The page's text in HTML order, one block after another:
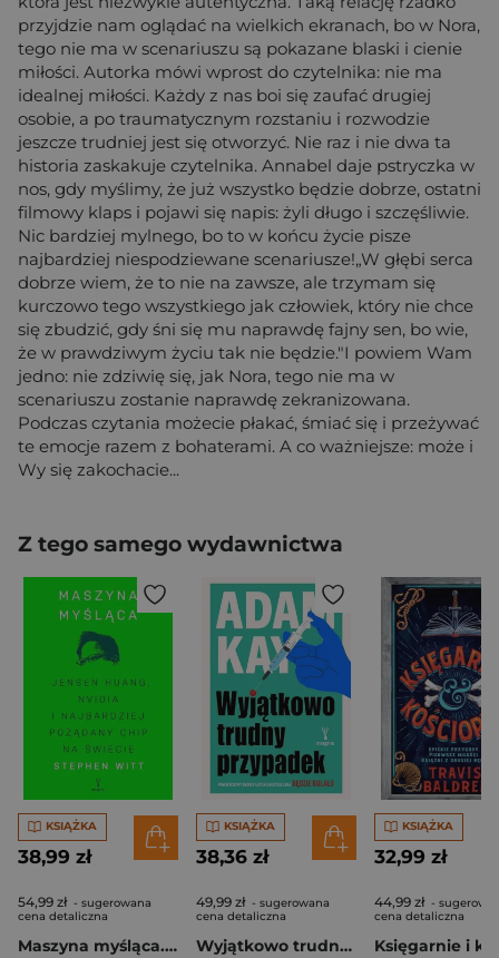
przyjdzie nam oglądać na wielkich ekranach, bo w Nora,
tego nie ma w scenariuszu są pokazane blaski i cienie
miłości. Autorka mówi wprost do czytelnika: nie ma
idealnej miłości. Każdy z nas boi się zaufać drugiej
osobie, a po traumatycznym rozstaniu i rozwodzie
jeszcze trudniej jest się otworzyć. Nie raz i nie dwa ta
historia zaskakuje czytelnika. Annabel daje pstryczka w
nos, gdy myślimy, że już wszystko będzie dobrze, ostatni
filmowy klaps i pojawi się napis: żyli długo i szczęśliwie.
Nic bardziej mylnego, bo to w końcu życie pisze
najbardziej niespodziewane scenariusze!„W głębi serca
dobrze wiem, że to nie na zawsze, ale trzymam się
kurczowo tego wszystkiego jak człowiek, który nie chce
się zbudzić, gdy śni się mu naprawdę fajny sen, bo wie,
że w prawdziwym życiu tak nie będzie."I powiem Wam
jedno: nie zdziwię się, jak Nora, tego nie ma w
scenariuszu zostanie naprawdę zekranizowana.
Podczas czytania możecie płakać, śmiać się i przeżywać
te emocje razem z bohaterami. A co ważniejsze: może i
Wy się zakochacie...
Z tego samego wydawnictwa
KSIĄŻKA
38,99 zł
54,99 zł - sugerowana
cena detaliczna
Maszyna myśląca. Jensen Huang, Nvidia i najbardziej pożądany mikrochip na świecie
KSIĄŻKA
38,36 zł
49,99 zł - sugerowana
cena detaliczna
Wyjątkowo trudny przypadek
KSIĄŻKA
32,99 zł
44,99 zł -
cena detaliczna